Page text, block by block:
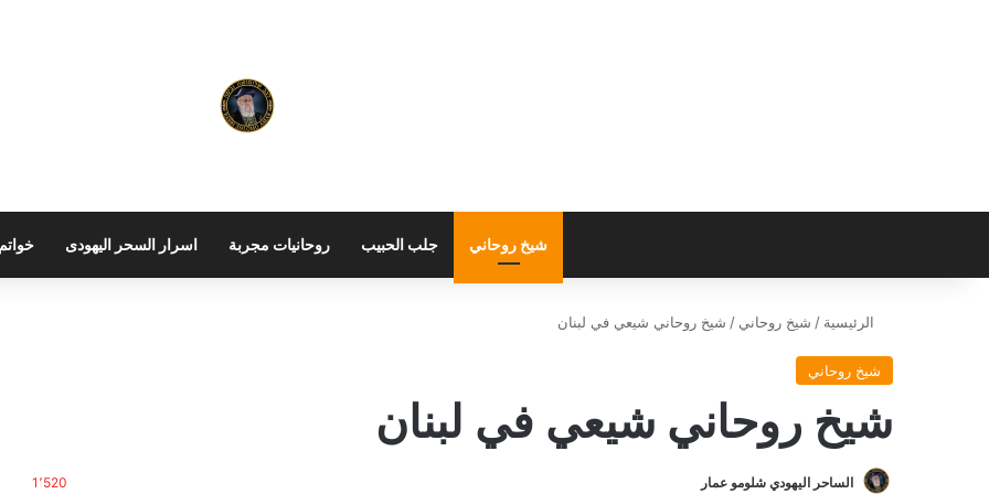
شيخ روحاني جلب الحبيب روحانيات مجربة اسرار السحر اليهودى
الرئيسية / شيخ روحاني / شيخ روحاني شيعي في لبنان
شيخ روحاني
شيخ روحاني شيعي في لبنان
الساحر اليهودي شلومو عمار 1٬520